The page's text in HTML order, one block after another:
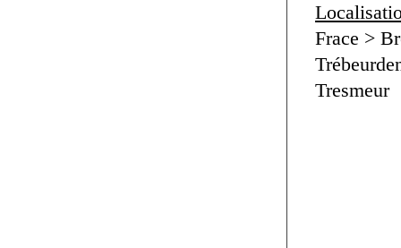
Frace >
Tresmeur